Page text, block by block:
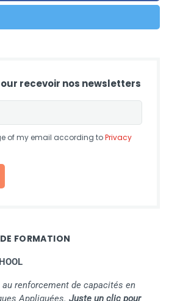
recevoir nos newsletters
of my email according toPrivacy
FORMATION
renforcement de capacités en
Appliquées. Juste un clic pour